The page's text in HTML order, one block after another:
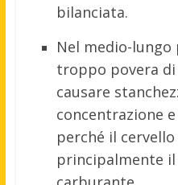
bilanciata.
Nel medio-
troppo povera
causare
concentrazione
perché il
principalmente